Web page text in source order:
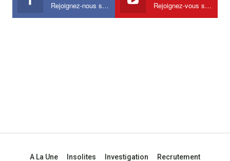
Rejoignez-nous sur Facebook Rejoignez-vous sur Youtube
A La Une Insolites Investigation Recrutement